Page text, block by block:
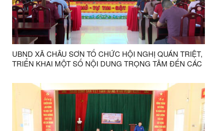
UBND XÃ CHÂU SƠN TỔ CHỨC HỘI NGHỊ QUÁN TRIỆT,
TRIỂN KHAI MỘT SỐ NỘI DUNG TRỌNG TÂM ĐẾN CÁC